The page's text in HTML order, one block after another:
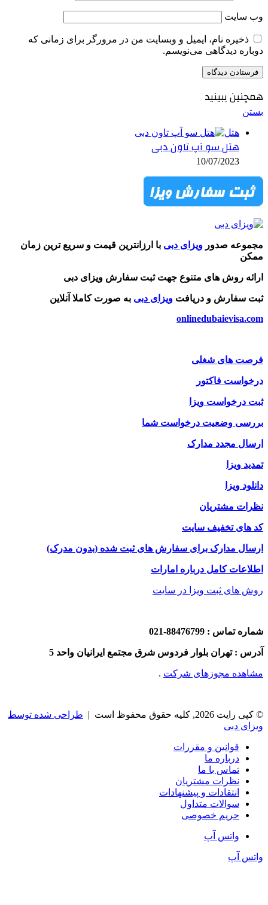
وب‌ سایت
ذخیره نام، ایمیل و وبسایت من در مرورگر برای زمانی که
دوباره دیدگاهی می‌نویسم.
همچنین ببینید
بستن
هتل
هتل سو آپ تاون دبی
10/07/2023
مجموعه صدور ویزای دبی با ارزانترین قیمت و سریع ترین زمان
ممکن
ارائه روش های متنوع جهت ثبت سفارش ویزای دبی
ثبت سفارش و دریافت ویزای دبی به صورت کاملا آنلاین
onlinedubaievisa.com
فرصت های شغلی
درخواست فاکتور
ثبت درخواست ویزا
بررسی وضعیت درخواست شما
ارسال مجدد مدارک
تمدید ویزا
دانلود ویزا
نظرات مشتریان
کد های تخفیف سایت
ارسال مدارک برای سفارش های ثبت شده (بدون مدرک)
اطلاعات کامل درباره امارات
روش های ثبت ویزا در سایت
شماره تماس : 88476799-021
آدرس : تهران بلوار فردوس شرق مجتمع ایرانیان واحد 5
مشاهده مجوزهای شرکت .
© کپی رایت 2026, کلیه حقوق محفوظ است |
طراحی شده توسط
ویزای دبی
قوانین و مقررات
درباره ما
تماس با ما
نظرات مشتریان
انتقادات و پیشنهادات
سوالات متداول
حریم خصوصی
واتس آپ
واتس آپ